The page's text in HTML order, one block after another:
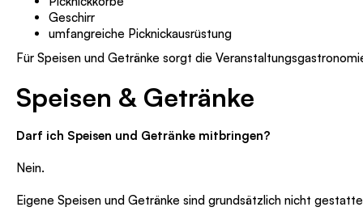
Geschirr
umfangreiche Picknickausrüstung
Für Speisen und Getränke sorgt die
Speisen & Getränke
Darf ich Speisen und Getränke mitbringen?
Nein.
Eigene Speisen und Getränke sind grundsätzlich nicht